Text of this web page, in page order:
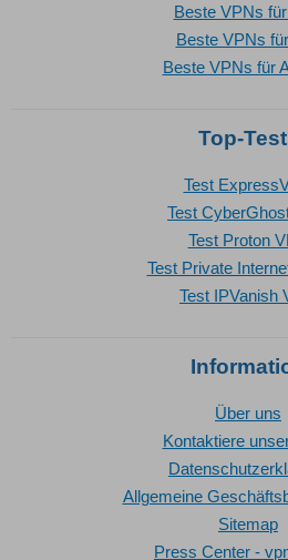
Beste VPNs
Beste VPNs
Beste VPNs für
Top-
Test
Test
Test Proton
Test Private
Test IPVanish
Über uns
Kontaktiere
Allgemeine
Sitemap
Press Center -